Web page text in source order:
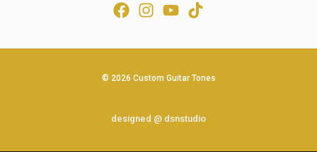
© 2026 Custom Guitar Tones
designed @ dsnstudio